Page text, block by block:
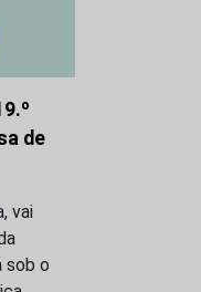
de
vai
sob o